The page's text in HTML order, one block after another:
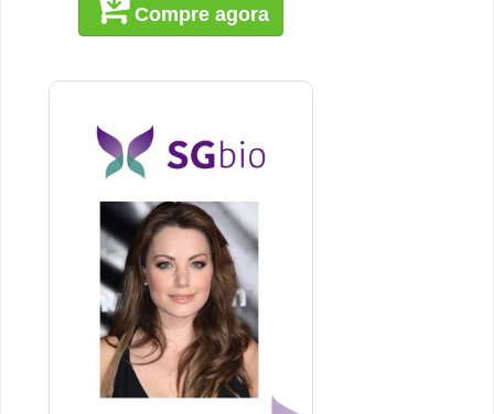
Compre agora